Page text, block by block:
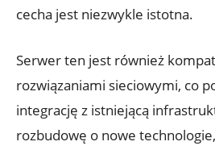
cecha jest niezwykle istotna.
Serwer ten jest również
rozwiązaniami sieciowymi, co
integrację z istniejącą
rozbudowę o nowe